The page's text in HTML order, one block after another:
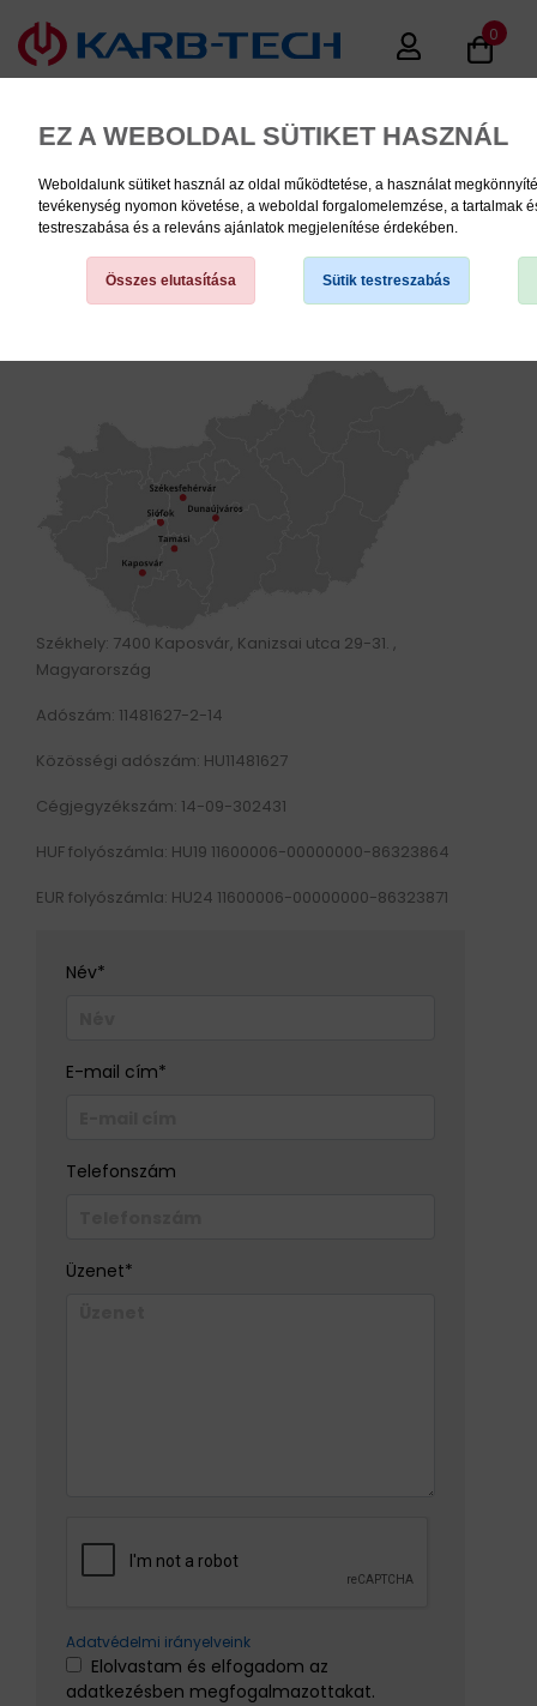
EZ A WEBOLDAL SÜTIKET HASZNÁL
Weboldalunk sütiket használ az oldal működtetése, a használat
tevékenység nyomon követése, a weboldal forgalomelemzése, a tartalmak
testreszabása és a releváns ajánlatok megjelenítése érdekében.
Összes elutasítása Sütik testreszabás
0
MENU
PNEUMATIKA
KÉZISZERSZÁMOK
HAJTÁSTECHNIKA
KARBANTARTÓ ANYAGOK
BEMUTATKOZÁS
HÍREK
Székhely: 7400 Kaposvár, Kanizsai utca 29-31. ,
Magyarország
Adószám: 11481627-2-14
Közösségi adószám: HU11481627
Cégjegyzékszám: 14-09-302431
HUF folyószámla: HU19 11600006-00000000-86323864
EUR folyószámla: HU24 11600006-00000000-86323871
Név*
E-mail cím*
Telefonszám
Üzenet*
Adatvédelmi irányelveink
Elolvastam és elfogadom az
adatkezésben megfogalmazottakat.